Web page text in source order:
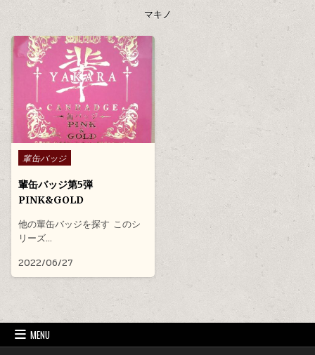
マキノ
Posted in
輩缶バッジ
輩缶バッジ第5弾
PINK&GOLD
他の輩缶バッジを探す このシ
リーズ…
2022/06/27
MENU